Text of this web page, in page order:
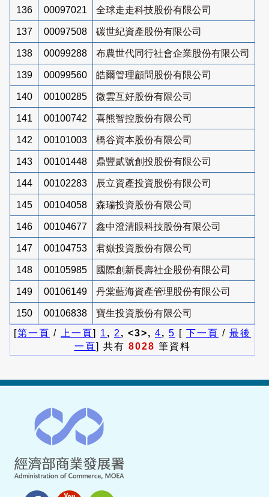
136 00097021 全球走走科技股份有限公司
137 00097508 碳世紀資產股份有限公司
138 00099288 布農世代同行社會企業股份有限公司
139 00099560 皓爾管理顧問股份有限公司
140 00100285 微雲互好股份有限公司
141 00100742 喜熊智控股份有限公司
142 00101003 橋谷資本股份有限公司
143 00101448 鼎豐貳號創投股份有限公司
144 00102283 辰立資產投資股份有限公司
145 00104058 森瑞投資股份有限公司
146 00104677 鑫中澄清眼科技股份有限公司
147 00104753 君嶽投資股份有限公司
148 00105985 國際創新長壽社企股份有限公司
149 00106149 丹棠藍海資產管理股份有限公司
150 00106838
寶生投資股份有限公司
[第一頁 / 上一頁] 1 , 2 , <3>, 4, 5 [ 下一頁 / 最後
一頁] 共有 8028 筆資料